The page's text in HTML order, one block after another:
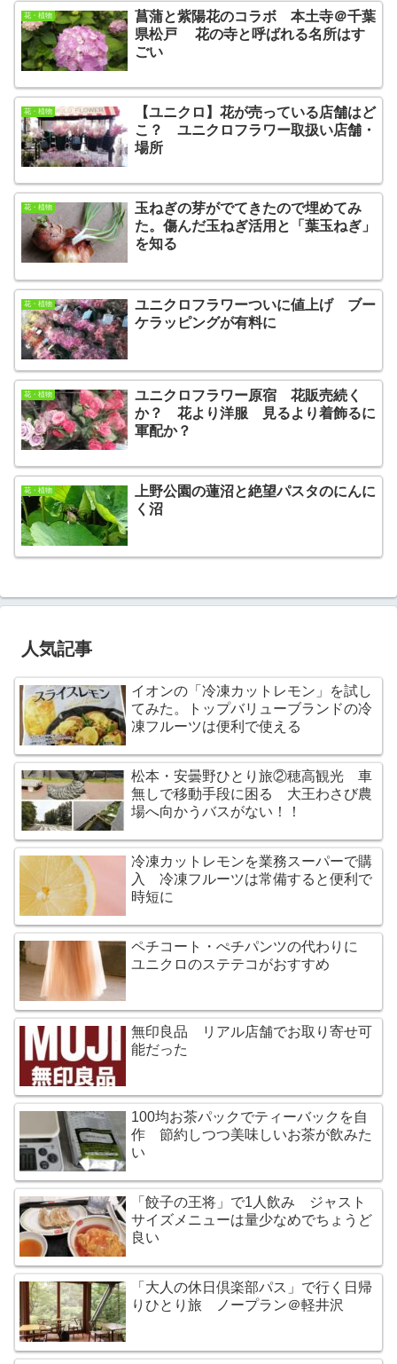
花・植物
菖蒲と紫陽花のコラボ 本土寺＠千葉
県松戸 花の寺と呼ばれる名所はす
ごい
花・植物
【ユニクロ】花が売っている店舗はど
こ？ ユニクロフラワー取扱い店舗・
場所
花・植物
玉ねぎの芽がでてきたので埋めてみ
た。傷んだ玉ねぎ活用と「葉玉ねぎ」
を知る
花・植物
ユニクロフラワーついに値上げ ブー
ケラッピングが有料に
花・植物
ユニクロフラワー原宿 花販売続く
か？ 花より洋服 見るより着飾るに
軍配か？
花・植物
上野公園の蓮沼と絶望パスタのにんに
く沼
人気記事
イオンの「冷凍カットレモン」を試し
てみた。トップバリューブランドの冷
凍フルーツは便利で使える
松本・安曇野ひとり旅②穂高観光 車
無しで移動手段に困る 大王わさび農
場へ向かうバスがない！！
冷凍カットレモンを業務スーパーで購
入 冷凍フルーツは常備すると便利で
時短に
ペチコート・ぺチパンツの代わりに
ユニクロのステテコがおすすめ
無印良品 リアル店舗でお取り寄せ可
能だった
100均お茶パックでティーバックを自
作 節約しつつ美味しいお茶が飲みた
い
「餃子の王将」で1人飲み ジャスト
サイズメニューは量少なめでちょうど
良い
「大人の休日倶楽部パス」で行く日帰
りひとり旅 ノープラン＠軽井沢